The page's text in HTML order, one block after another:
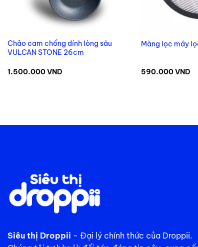
Chảo cam chống dính lòng sâu
VULCAN STONE 26cm
1.500.000VND
Màng lọc máy
590.000VND
Siêu thị Droppii - Đại lý chính thức của Droppii.